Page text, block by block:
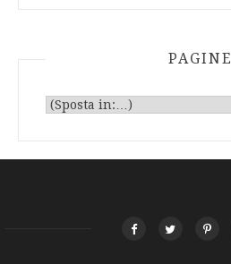
PAGINE